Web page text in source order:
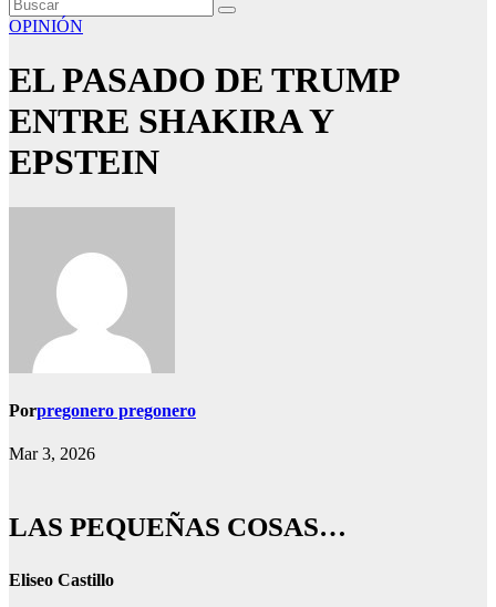
OPINIÓN
EL PASADO DE TRUMP
ENTRE SHAKIRA Y
EPSTEIN
Porpregonero pregonero
Mar 3, 2026
LAS PEQUEÑAS COSAS…
Eliseo Castillo